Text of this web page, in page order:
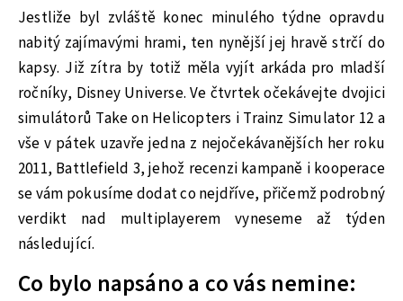
Jestliže byl zvláště konec minulého týdne opravdu
nabitý zajímavými hrami, ten nynější jej hravě strčí do
kapsy. Již zítra by totiž měla vyjít arkáda pro mladší
ročníky, Disney Universe. Ve čtvrtek očekávejte dvojici
simulátorů Take on Helicopters i Trainz Simulator 12 a
vše v pátek uzavře jedna z nejočekávanějších her roku
2011, Battlefield 3, jehož recenzi kampaně i kooperace
se vám pokusíme dodat co nejdříve, přičemž podrobný
verdikt nad multiplayerem vyneseme až týden
následující.
Co bylo napsáno a co vás nemine: